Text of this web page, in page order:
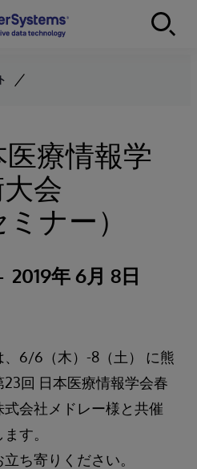
療情報学
会
ナー）
2019年 6月 8日
、6/6（木）-8（土） に熊
回 日本医療情報学会春
会社メドレー様と共催
す。
ち寄りください。